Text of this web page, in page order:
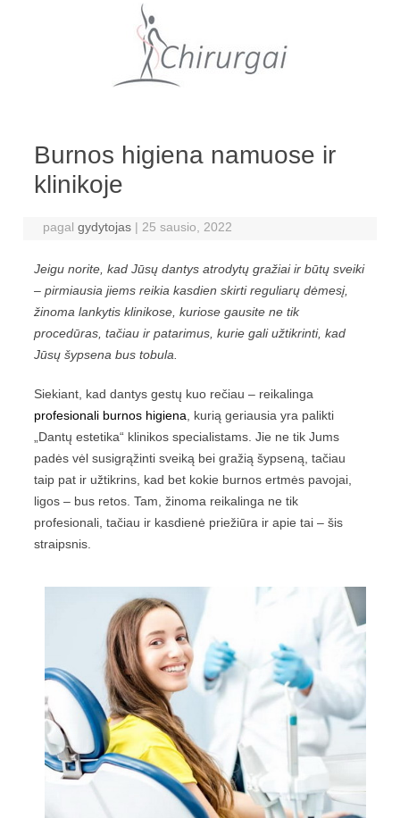
Burnos higiena namuose ir
klinikoje
pagalgydytojas | 25 sausio, 2022
Jeigu norite, kad Jūsų dantys atrodytų gražiai ir būtų sveiki
– pirmiausia jiems reikia kasdien skirti reguliarų dėmesį,
žinoma lankytis klinikose, kuriose gausite ne tik
procedūras, tačiau ir patarimus, kurie gali užtikrinti, kad
Jūsų šypsena bus tobula.
Siekiant, kad dantys gestų kuo rečiau – reikalinga
profesionali burnos higiena , kurią geriausia yra palikti
„Dantų estetika“ klinikos specialistams. Jie ne tik Jums
padės vėl susigrąžinti sveiką bei gražią šypseną, tačiau
taip pat ir užtikrins, kad bet kokie burnos ertmės pavojai,
ligos – bus retos. Tam, žinoma reikalinga ne tik
profesionali, tačiau ir kasdienė priežiūra ir apie tai – šis
straipsnis.